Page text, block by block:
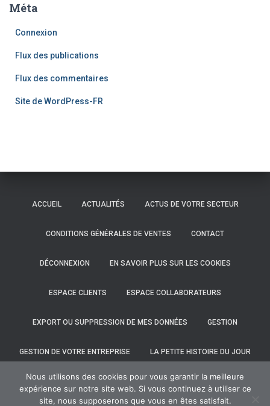
Méta
Connexion
Flux des publications
Flux des commentaires
Site de WordPress-FR
ACCUEIL ACTUALITÉS ACTUS DE VOTRE SECTEUR
CONDITIONS GÉNÉRALES DE VENTES CONTACT
DÉCONNEXION EN SAVOIR PLUS SUR LES COOKIES
ESPACE CLIENTS ESPACE COLLABORATEURS
EXPORT OU SUPPRESSION DE MES DONNÉES GESTION
GESTION DE VOTRE ENTREPRISE LA PETITE HISTOIRE DU JOUR
LE CABINET MENTIONS LÉGALES VOS OUTILS
Nous utilisons des cookies pour vous garantir la meilleure
expérience sur notre site web. Si vous continuez à utiliser ce
site, nous supposerons que vous en êtes satisfait.